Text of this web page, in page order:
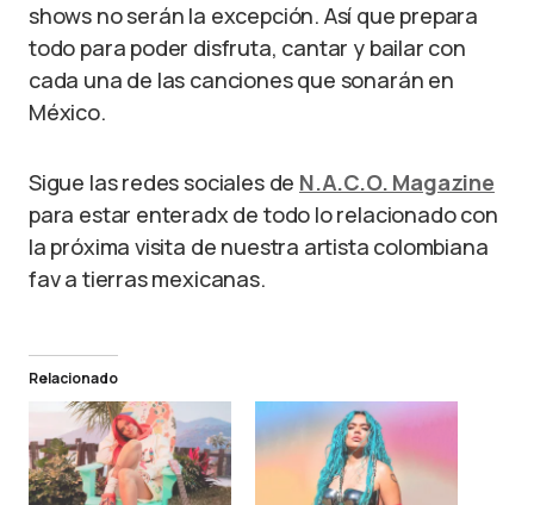
shows no serán la excepción. Así que prepara
todo para poder disfruta, cantar y bailar con
cada una de las canciones que sonarán en
México.
Sigue las redes sociales de N.A.C.O. Magazine
para estar enteradx de todo lo relacionado con
la próxima visita de nuestra artista colombiana
fav a tierras mexicanas.
Relacionado